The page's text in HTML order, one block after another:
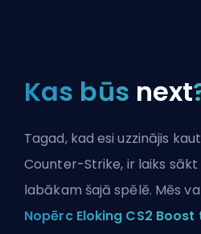
Kas būs next
Tagad, kad esi uzzinājis
Counter-Strike, ir laiks
labākam šajā spēlē. Mēs
Nopērc Eloking CS2